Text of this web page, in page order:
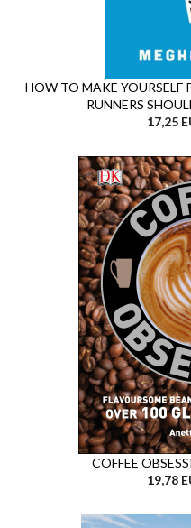
HOW TO MAKE YOURSELF
RUNNERS
17,25
COFFEE
19,78